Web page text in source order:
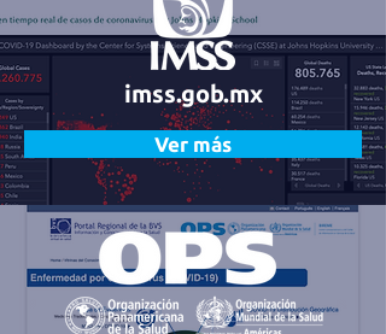
imss.gob.mx
Ver más